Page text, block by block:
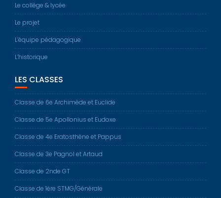
Le collège & lycée
Le projet
L’équipe pédagogique
L’historique
LES CLASSES
Classe de 6e Archimède et Euclide
Classe de 5e Apollonius et Eudoxe
Classe de 4e Eratosthène et Pappus
Classe de 3e Pagnol et Artaud
Classe de 2nde GT
Classe de 1ère STMG/Générale